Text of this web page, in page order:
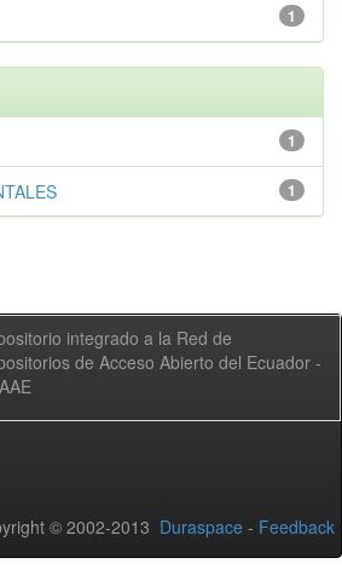
1
1
1
integrado a la Red de
de Acceso Abierto del Ecuador -
© 2002-2013 Duraspace - Feedback